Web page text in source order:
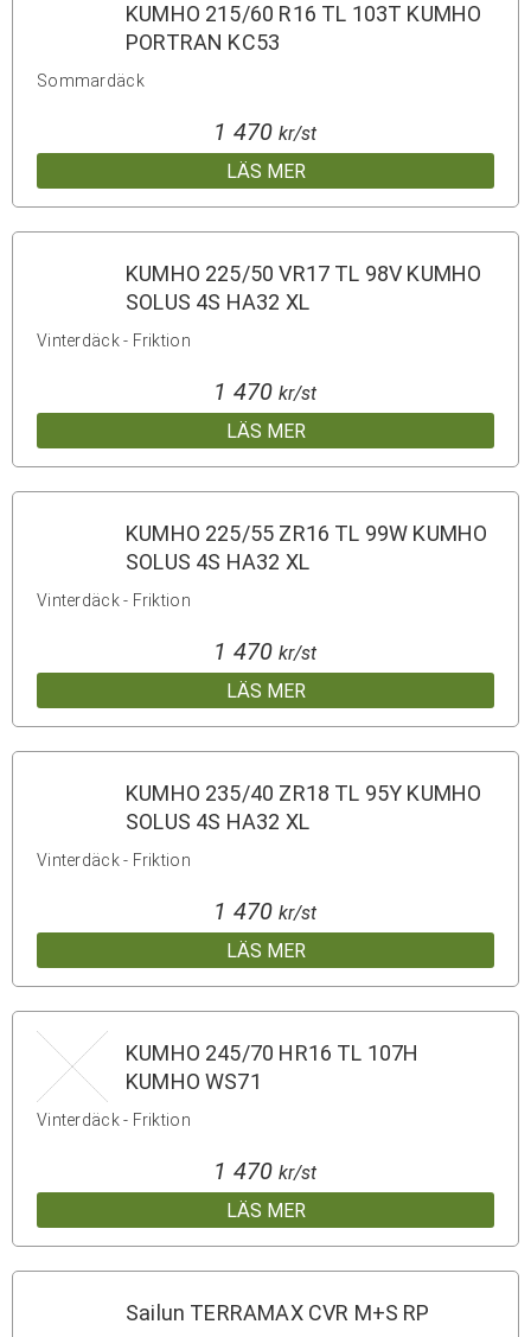
KUMHO 215/60 R16 TL 103T KUMHO
PORTRAN KC53
Sommardäck
LÄS MER
1 470 kr/st
KUMHO 225/50 VR17 TL 98V KUMHO
SOLUS 4S HA32 XL
Vinterdäck - Friktion
LÄS MER
1 470 kr/st
KUMHO 225/55 ZR16 TL 99W KUMHO
SOLUS 4S HA32 XL
Vinterdäck - Friktion
LÄS MER
1 470 kr/st
KUMHO 235/40 ZR18 TL 95Y KUMHO
SOLUS 4S HA32 XL
Vinterdäck - Friktion
LÄS MER
1 470 kr/st
KUMHO 245/70 HR16 TL 107H
KUMHO WS71
Vinterdäck - Friktion
LÄS MER
1 470 kr/st
Sailun TERRAMAX CVR M+S RP